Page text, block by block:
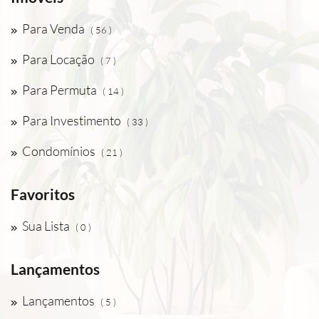
Para Venda ( 56 )
Para Locação ( 7 )
Para Permuta ( 14 )
Para Investimento ( 33 )
Condomínios ( 21 )
Favoritos
Sua Lista ( 0 )
Lançamentos
Lançamentos ( 5 )